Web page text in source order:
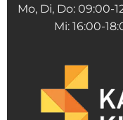
Mo, Di, Do: 09:00-
Mi: 16:00-